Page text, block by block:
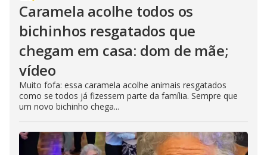
Caramela acolhe todos os
bichinhos resgatados que
chegam em casa: dom de mãe;
vídeo
Muito fofa: essa caramela acolhe animais resgatados
como se todos já fizessem parte da família. Sempre que
um novo bichinho chega...